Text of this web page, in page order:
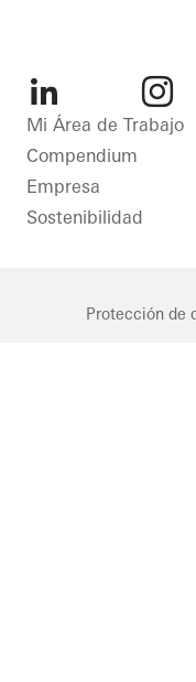
correderas
Sweden
energética
Ventanas
Fachadas
Kingdom
LinkedIn
Mi Área de Trabajo
Compendium
Empresa
Sostenibilidad
Protección de